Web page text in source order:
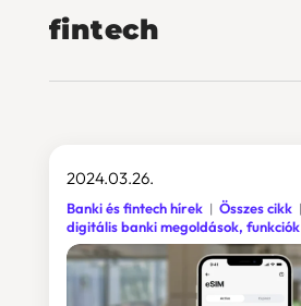
fintech
2024.03.26.
Banki és fintech hírek Összes cikk
digitális banki megoldások, funkciók